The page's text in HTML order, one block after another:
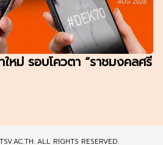
หม่ รอบโควตา “ราชมงคลศรี
ALL RIGHTS RESERVED.